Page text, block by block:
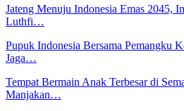
Jateng Menuju Indonesia Emas 2045,
Luthfi…
Pupuk Indonesia Bersama Pemangku
Jaga…
Tempat Bermain Anak Terbesar di
Manjakan…